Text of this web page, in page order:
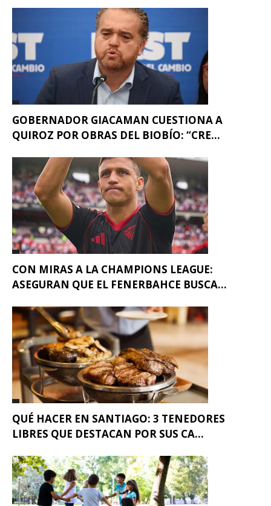
GOBERNADOR GIACAMAN CUESTIONA A
QUIROZ POR OBRAS DEL BIOBÍO: “CRE...
CON MIRAS A LA CHAMPIONS LEAGUE:
ASEGURAN QUE EL FENERBAHCE BUSCA...
QUÉ HACER EN SANTIAGO: 3 TENEDORES
LIBRES QUE DESTACAN POR SUS CA...